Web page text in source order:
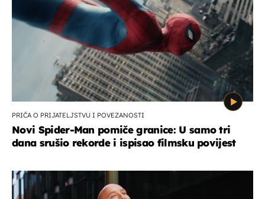
PRIČA O PRIJATELJSTVU I POVEZANOSTI
Novi Spider-Man pomiče granice: U samo tri
dana srušio rekorde i ispisao filmsku povijest